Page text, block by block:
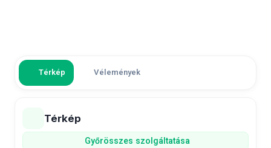
Térkép Vélemények
Térkép
Győrösszes szolgáltatása